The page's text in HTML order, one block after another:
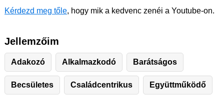
Kérdezd meg tőle, hogy mik a kedvenc zenéi a Youtube-on.
Jellemzőim
Adakozó Alkalmazkodó Barátságos
Becsületes Családcentrikus Együttműködő